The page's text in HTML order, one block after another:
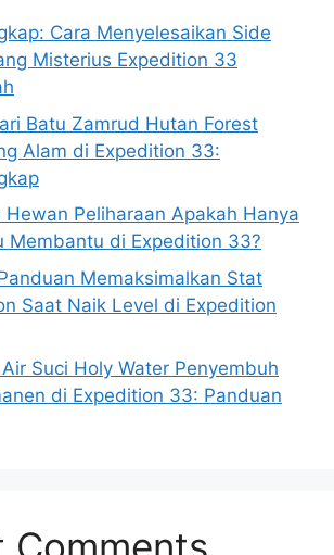
Cara Menyelesaikan Side
Misterius Expedition 33
Batu Zamrud Hutan Forest
Alam di Expedition 33:
Hewan Peliharaan Apakah Hanya
Membantu di Expedition 33?
Memaksimalkan Stat
Saat Naik Level di Expedition
Suci Holy Water Penyembuh
di Expedition 33: Panduan